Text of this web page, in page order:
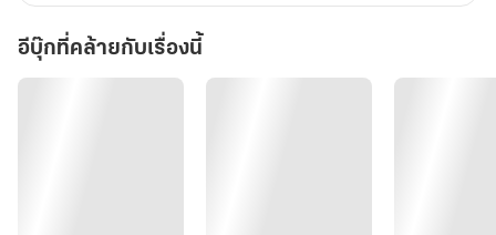
อีบุ๊กที่คล้ายกับเรื่องนี้